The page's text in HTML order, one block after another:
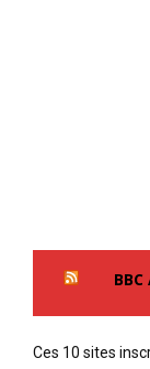
BBC
Ces 10 sites